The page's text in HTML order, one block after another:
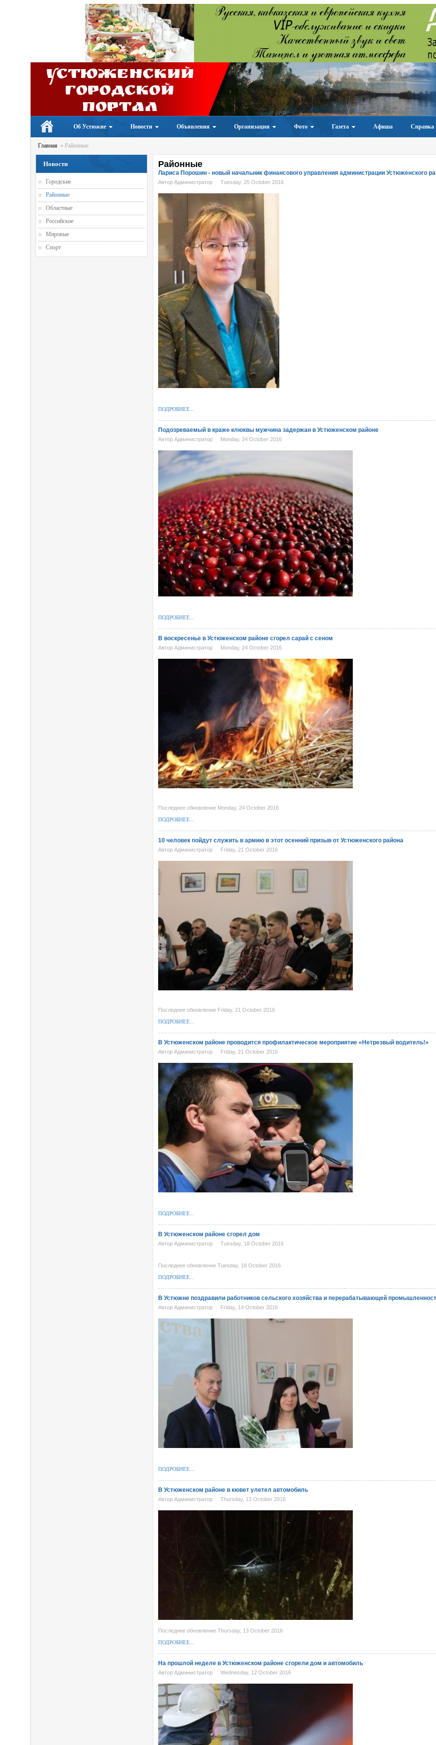
Устюженский
Городской
портал
Об Устюжне Новости Объявления Организации Фото Газета Афиша Справка
Главная Районные
Районные
Лариса Порошин - новый начальник финансового управления администрации Устюженского
Автор Администратор Tuesday, 25 October 2016
ПОДРОБНЕЕ...
Подозреваемый в краже клюквы мужчина задержан в Устюженском районе
Автор Администратор Monday, 24 October 2016
ПОДРОБНЕЕ...
В воскресенье в Устюженском районе сгорел сарай с сеном
Автор Администратор Monday, 24 October 2016
Последнее обновление Monday, 24 October 2016
ПОДРОБНЕЕ...
10 человек пойдут служить в армию в этот осенний призыв от Устюженского района
Автор Администратор Friday, 21 October 2016
Последнее обновление Friday, 21 October 2016
ПОДРОБНЕЕ...
В Устюженском районе проводится профилактическое мероприятие «Нетрезвый водитель!»
Автор Администратор Friday, 21 October 2016
ПОДРОБНЕЕ...
В Устюженском районе сгорел дом
Автор Администратор Tuesday, 18 October 2016
Последнее обновление Tuesday, 18 October 2016
ПОДРОБНЕЕ...
В Устюжне поздравили работников сельского хозяйства и перерабатывающей
Автор Администратор Friday, 14 October 2016
ПОДРОБНЕЕ...
В Устюженском районе в кювет улетел автомобиль
Автор Администратор Thursday, 13 October 2016
Последнее обновление Thursday, 13 October 2016
ПОДРОБНЕЕ...
На прошлой неделе в Устюженском районе сгорели дом и автомобиль
Автор Администратор Wednesday, 12 October 2016
Новости
Городские
Районные
Областные
Российские
Мировые
Спорт